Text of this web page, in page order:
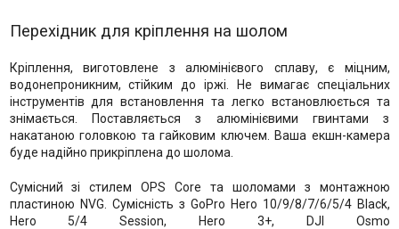
Перехідник для кріплення на шолом
Кріплення, виготовлене з алюмінієвого сплаву, є міцним,
водонепроникним, стійким до іржі. Не вимагає спеціальних
інструментів для встановлення та легко встановлюється та
знімається. Поставляється з алюмінієвими гвинтами з
накатаною головкою та гайковим ключем. Ваша екшн-камера
буде надійно прикріплена до шолома.
Сумісний зі стилем OPS Core та шоломами з монтажною
пластиною NVG. Сумісність з GoPro Hero 10/9/8/7/6/5/4 Black,
Hero 5/4 Session, Hero 3+, DJI Osmo